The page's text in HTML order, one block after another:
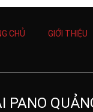
CHỦ GIỚI THIỆU
PANO